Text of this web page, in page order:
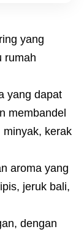
yang
rumah
yang dapat
membandel
minyak, kerak
aroma yang
jeruk bali,
dengan